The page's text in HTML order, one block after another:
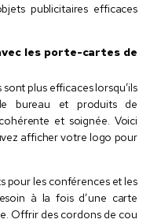
publicitaires efficaces
les porte-cartes de
plus efficaces lorsqu’ils
bureau et produits de
et soignée. Voici
afficher votre logo pour
pour les conférences et les
à la fois d’une carte
Offrir des cordons de cou